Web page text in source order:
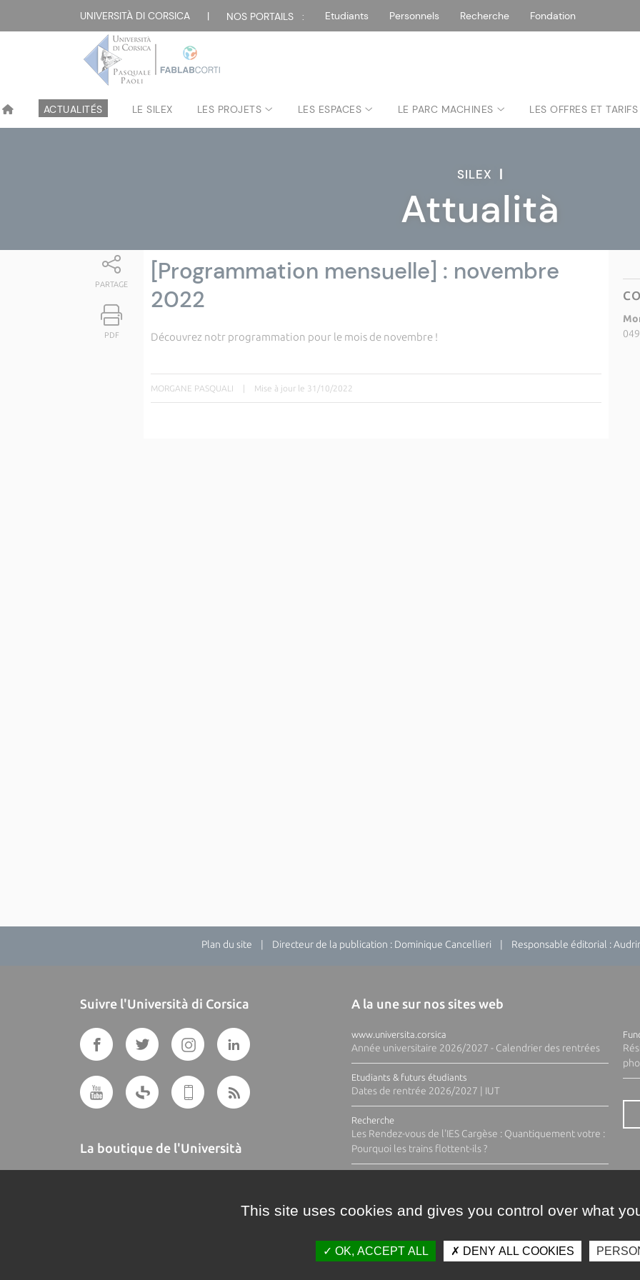
UNIVERSITÀ DI CORSICA | NOS PORTAILS : Etudiants Personnels Recherche Fondation
ACTUALITÉS LE SILEX LES PROJETS LES ESPACES LE PARC MACHINES LES OFFRES ET TARIFS
SILEX |
Attualità
PARTAGE
PDF
[Programmation mensuelle] : novembre
2022
Découvrez notr programmation pour le mois de novembre !
MORGANE PASQUALI | Mise à jour le 31/10/2022
Plan du site | Directeur de la publication : Dominique Cancellieri | Responsable éditorial :
Suivre l'Università di Corsica
La boutique de l'Università
A la une sur nos sites web
www.universita.corsica
Année universitaire 2026/2027 - Calendrier des rentrées
Etudiants & futurs étudiants
Dates de rentrée 2026/2027 | IUT
Recherche
Les Rendez-vous de l'IES Cargèse : Quantiquement votre :
Pourquoi les trains flottent-ils ?
This site uses cookies and gives you control over what
OK, ACCEPT ALL DENY ALL COOKIES